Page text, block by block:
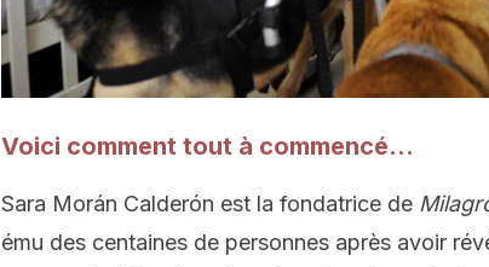
Voici comment tout à commencé…
Sara Morán Calderón est la fondatrice de
ému des centaines de personnes après avoir